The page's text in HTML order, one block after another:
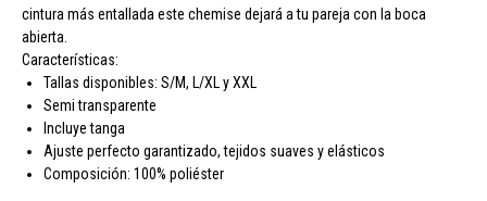
cintura más entallada este chemise dejará a tu pareja con la boca
abierta.
Características:
Tallas disponibles: S/M, L/XL y XXL
Semi transparente
Incluye tanga
Ajuste perfecto garantizado, tejidos suaves y elásticos
Composición: 100% poliéster